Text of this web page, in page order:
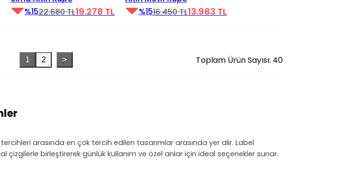
%1522.680 TL19.278 TL
%1516.450 TL13.983 TL
1 2 > Toplam Ürün Sayısı: 40
arasında en çok tercih edilen tasarımlar arasında yer alır. Label
çizgilerle birleştirerek günlük kullanım ve özel anlar için ideal seçenekler sunar.